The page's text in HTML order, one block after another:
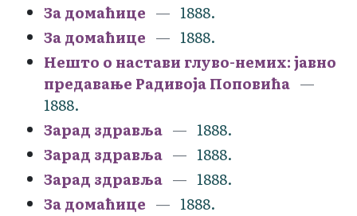
За домаћице
1888.
За домаћице
1888.
Нешто о настави глуво-немих: јавно
предавање Радивоја Поповића
1888.
Зарад здравља
1888.
Зарад здравља
1888.
Зарад здравља
1888.
За домаћице
1888.